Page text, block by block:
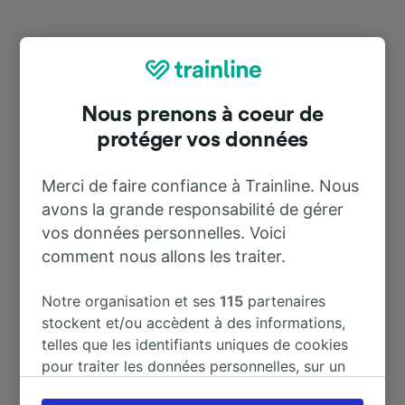
Eggesin
À Pasewalk 25 m
À Anklam
À Berlin 2 h 15 m
À Berlin Hbf 2 h 22 m
Nous prenons à coeur de
protéger vos données
Merci de faire confiance à Trainline. Nous
avons la grande responsabilité de gérer
vos données personnelles. Voici
comment nous allons les traiter.
Notre organisation et ses115 partenaires
stockent et/ou accèdent à des informations,
telles que les identifiants uniques de cookies
pour traiter les données personnelles, sur un